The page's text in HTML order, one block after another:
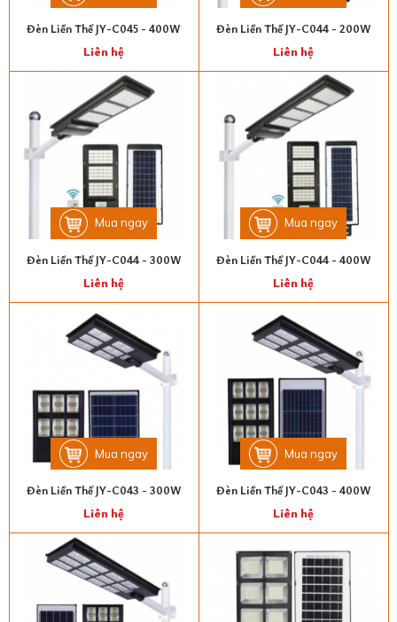
Đèn Liền Thể JY-C045 - 400W
Liên hệ
Đèn Liền Thể JY-C044 - 200W
Liên hệ
Mua ngay
Đèn Liền Thể JY-C044 - 300W
Liên hệ
Mua ngay
Đèn Liền Thể JY-C044 - 400W
Liên hệ
Mua ngay
Đèn Liền Thể JY-C043 - 300W
Liên hệ
Mua ngay
Đèn Liền Thể JY-C043 - 400W
Liên hệ